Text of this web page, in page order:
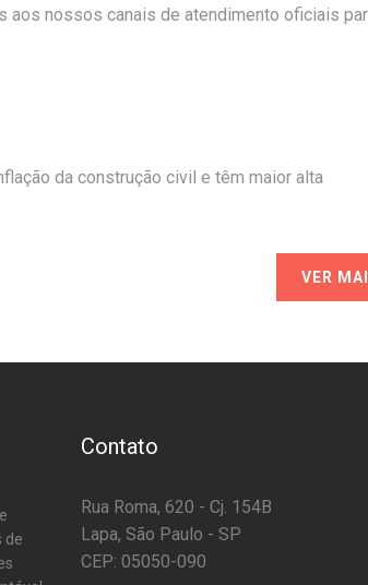
aos nossos canais de atendimento oficiais
da construção civil e têm maior alta
VER
de
Contato
Rua Roma, 620 - Cj. 154B
Lapa, São Paulo - SP
CEP: 05050-090